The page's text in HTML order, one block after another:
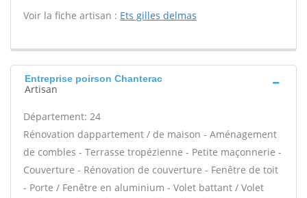
Voir la fiche artisan : Ets gilles delmas
Entreprise poirson Chanterac
Artisan
Département: 24
Rénovation dappartement / de maison - Aménagement
de combles - Terrasse tropézienne - Petite maçonnerie -
Couverture - Rénovation de couverture - Fenêtre de toit
- Porte / Fenêtre en aluminium - Volet battant / Volet